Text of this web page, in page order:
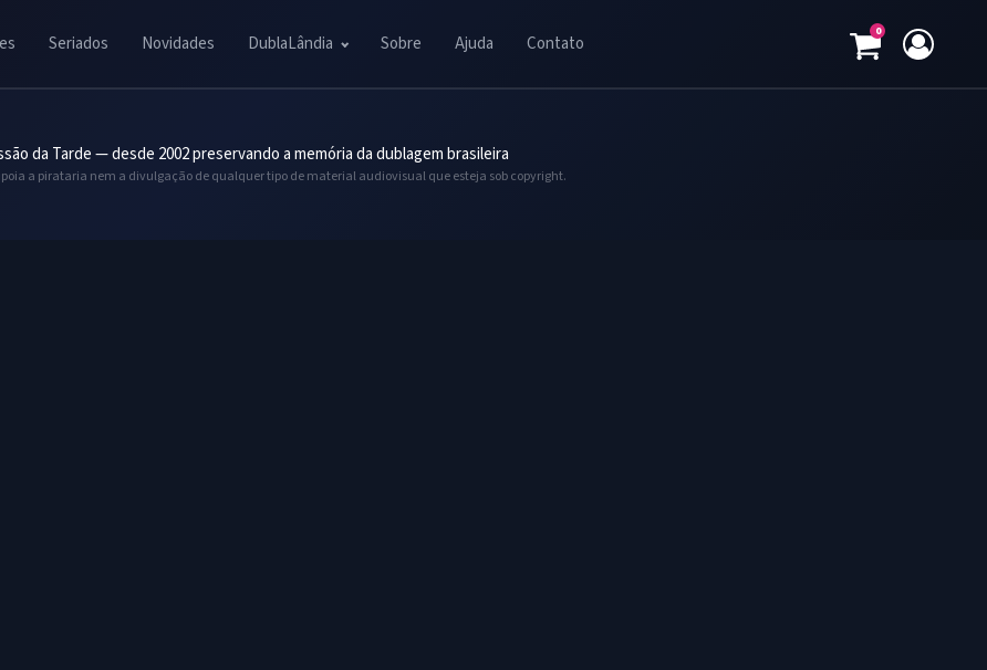
Seriados Novidades DublaLândia Sobre Ajuda Contato
0
da Tarde — desde 2002 preservando a memória da dublagem brasileira
a pirataria nem a divulgação de qualquer tipo de material audiovisual que esteja sob copyright.